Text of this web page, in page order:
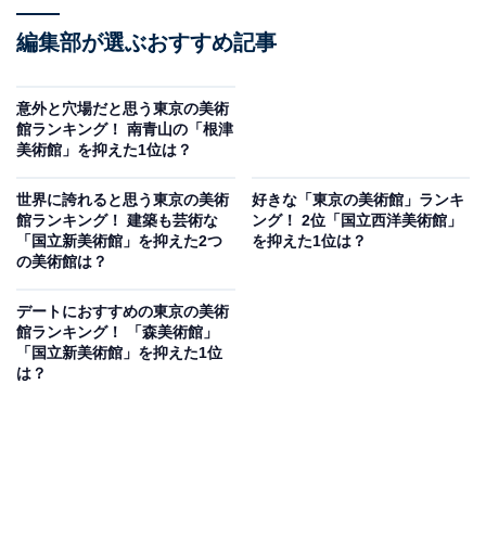
編集部が選ぶおすすめ記事
意外と穴場だと思う東京の美術
館ランキング！ 南青山の「根津
美術館」を抑えた1位は？
世界に誇れると思う東京の美術
館ランキング！ 建築も芸術な
「国立新美術館」を抑えた2つ
の美術館は？
好きな「東京の美術館」ランキ
ング！ 2位「国立西洋美術館」
を抑えた1位は？
デートにおすすめの東京の美術
館ランキング！ 「森美術館」
「国立新美術館」を抑えた1位
は？